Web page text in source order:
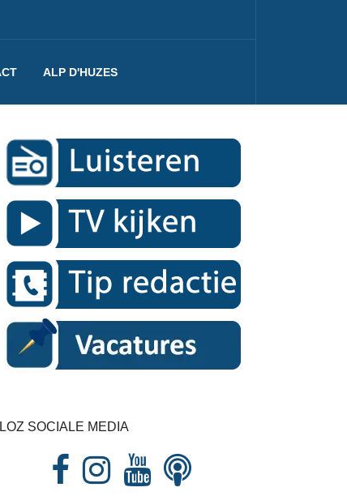
ALP D'HUZES
LOZ SOCIALE MEDIA